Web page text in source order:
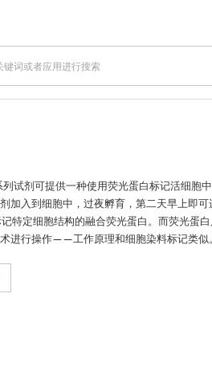
列试剂可提供一种使用荧光蛋白标记活细胞
加入到细胞中，过夜孵育，第二天早上即
特定细胞结构的融合荧光蛋白。而荧光蛋
进行操作——工作原理和细胞染料标记类似。